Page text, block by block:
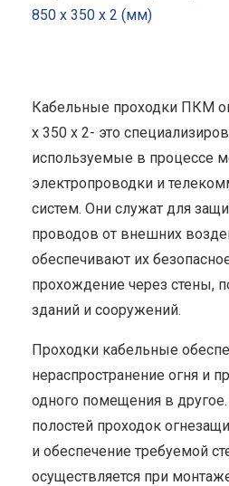
850 x 350 x 2 (мм)
Кабельные проходки ПКМ
x 350 x 2- это
используемые в процессе
электропроводки и
систем. Они служат для
проводов от внешних
обеспечивают их
прохождение через стены,
зданий и сооружений.
Проходки кабельные
нераспространение огня и
одного помещения в
полостей проходок
и обеспечение требуемой
осуществляется при